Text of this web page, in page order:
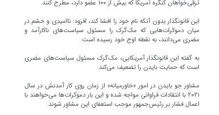
ترقی‌خواهان کنگره آمریکا که بیش از ۱۰۰ عضو دارد، مطرح کنند.
این قانونگذار بدون آنکه نام خود را افشا کند، افزود: ناامیدی و خشم در
میان دموکرات‌هایی که مک‌گرک را مسئول سیاست‌های ناکارآمد و
مضری می‌دانند، به نقطه اوج خود رسیده است.
به گفته این قانونگذار آمریکایی، مک‌گرک مسئول سیاست‌های مضری
است که حمایت بایدن را تضعیف می‌کند.
مشاور جو بایدن در امور «خاورمیانه» از زمان روی کار آمدنش در سال
۲۰۲۱ با انتقادات فراوانی مواجه شده و این بار دموکرات‌ها می‌خواهند با
اعمال فشار بر رئیس‌جمهور موجب استعفای این مشاور شوند.